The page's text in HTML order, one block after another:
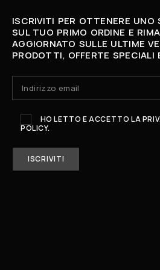
ISCRIVITI PER OTTENERE UNO
SUL TUO PRIMO ORDINE E
AGGIORNATO SULLE ULTIME
PRODOTTI, OFFERTE SPECIALI
HO LETTO E ACCETTO LA
POLICY.